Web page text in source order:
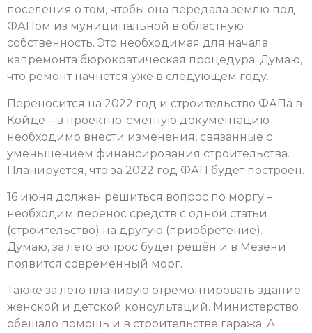
поселения о том, чтобы она передала землю под
ФАПом из муниципальной в областную
собственность. Это необходимая для начала
капремонта бюрократическая процедура. Думаю,
что ремонт начнётся уже в следующем году.
Переносится на 2022 год и строительство ФАПа в
Койде – в проектно-сметную документацию
необходимо внести изменения, связанные с
уменьшением финансирования строительства.
Планируется, что за 2022 год ФАП будет построен.
16 июня должен решиться вопрос по моргу –
необходим перенос средств с одной статьи
(строительство) на другую (приобретение).
Думаю, за лето вопрос будет решён и в Мезени
появится современный морг.
Также за лето планирую отремонтировать здание
женской и детской консультаций. Министерство
обещало помощь и в строительстве гаража. А